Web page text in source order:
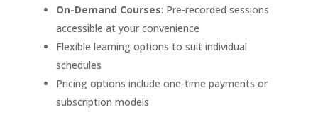
On-Demand Courses: Pre-recorded sessions
accessible at your convenience
Flexible learning options to suit individual
schedules
Pricing options include one-time payments or
subscription models